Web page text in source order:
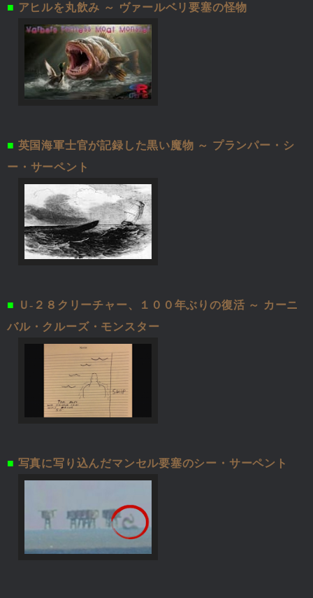
■ アヒルを丸飲み ～ ヴァールベリ要塞の怪物
■ 英国海軍士官が記録した黒い魔物 ～ プランパー・シ
ー・サーペント
■
Ｕ-２８クリーチャー、１００年ぶりの復活 ～ カーニ
バル・クルーズ・モンスター
■ 写真に写り込んだマンセル要塞のシー・サーペント